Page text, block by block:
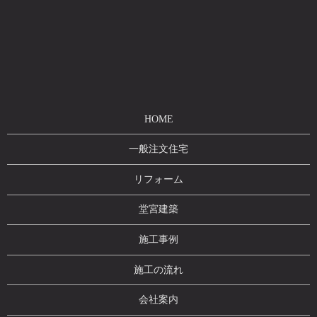
HOME
一般注文住宅
リフォーム
堂宮建築
施工事例
施工の流れ
会社案内